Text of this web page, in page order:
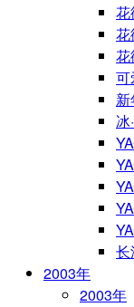
花
花
花
可
冰
长
2003年
2003年